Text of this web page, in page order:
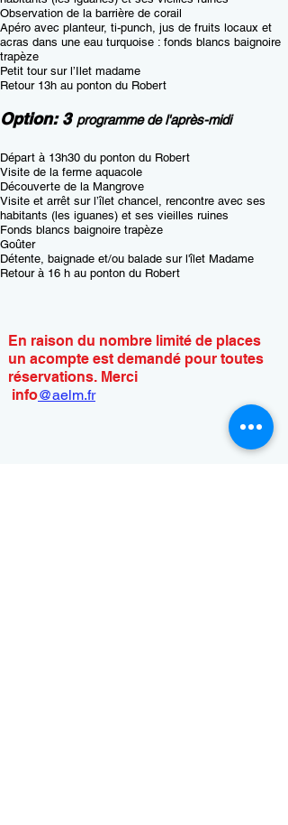
Observation de la barrière de corail
Apéro avec planteur, ti-punch, jus de fruits locaux et
acras dans une eau turquoise : fonds blancs baignoire
trapèze
Petit tour sur l’Ilet madame
Retour 13h au ponton du Robert
Option: 3 programme de l'après-midi
Départ à 13h30 du ponton du Robert
Visite de la ferme aquacole
Découverte de la Mangrove
Visite et arrêt sur l’îlet chancel, rencontre avec ses
habitants (les iguanes) et ses vieilles ruines
Fonds blancs baignoire trapèze
Goûter
Détente, baignade et/ou balade sur l'îlet Madame
Retour à 16 h au ponton du Robert
En raison du nombre limité de places
un acompte est demandé pour toutes
réservations. Merci
info@aelm.fr